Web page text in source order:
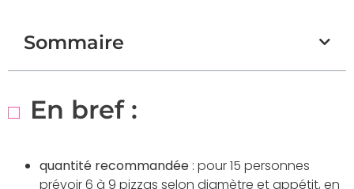
Sommaire
En bref :
quantité recommandée : pour 15 personnes
prévoir 6 à 9 pizzas selon diamètre et appétit, en